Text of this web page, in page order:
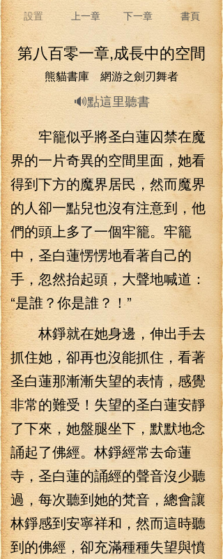
設置 上一章 下一章 書頁
第八百零一章,成長中的空間
熊貓書庫 網游之劍刃舞者
🔊點這里聽書
牢籠似乎將圣白蓮囚禁在魔
界的一片奇異的空間里面，她看
得到下方的魔界居民，然而魔界
的人卻一點兒也沒有注意到，他
們的頭上多了一個牢籠。牢籠
中，圣白蓮愣愣地看著自己的
手，忽然抬起頭，大聲地喊道：
“是誰？你是誰？！”
林錚就在她身邊，伸出手去
抓住她，卻再也沒能抓住，看著
圣白蓮那漸漸失望的表情，感覺
非常的難受！失望的圣白蓮安靜
了下來，她盤腿坐下，默默地念
誦起了佛經。林錚經常去命蓮
寺，圣白蓮的誦經的聲音沒少聽
過，每次聽到她的梵音，總會讓
林錚感到安寧祥和，然而這時聽
到的佛經，卻充滿種種失望與憤